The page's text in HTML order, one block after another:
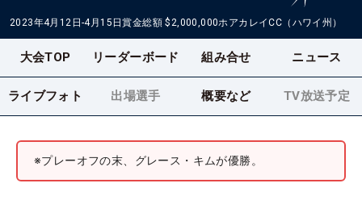
2023年4月12日-4月15日賞金総額 $2,000,000ホアカレイCC（ハワイ州）
大会TOP リーダーボード 組み合せ ニュース
ライブフォト 出場選手 概要など TV放送予定
※プレーオフの末、グレース・キムが優勝。